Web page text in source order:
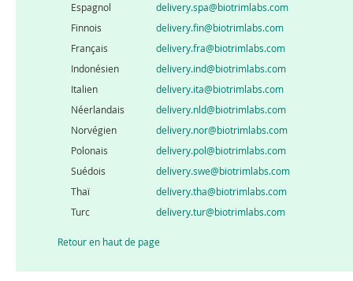
Espagnol
delivery.spa@biotrimlabs.com
Finnois
delivery.fin@biotrimlabs.com
Français
delivery.fra@biotrimlabs.com
Indonésien
delivery.ind@biotrimlabs.com
Italien
delivery.ita@biotrimlabs.com
Néerlandais
delivery.nld@biotrimlabs.com
Norvégien
delivery.nor@biotrimlabs.com
Polonais
delivery.pol@biotrimlabs.com
Suédois
delivery.swe@biotrimlabs.com
Thaï
delivery.tha@biotrimlabs.com
Turc
delivery.tur@biotrimlabs.com
Retour en haut de page